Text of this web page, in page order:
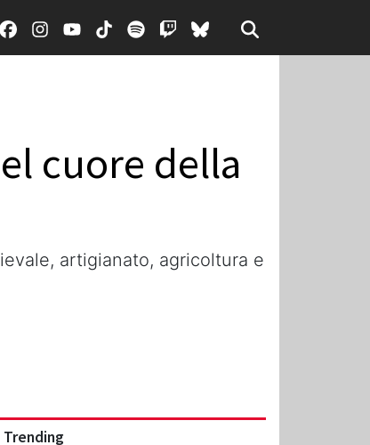
cuore della
artigianato, agricoltura e
Trending